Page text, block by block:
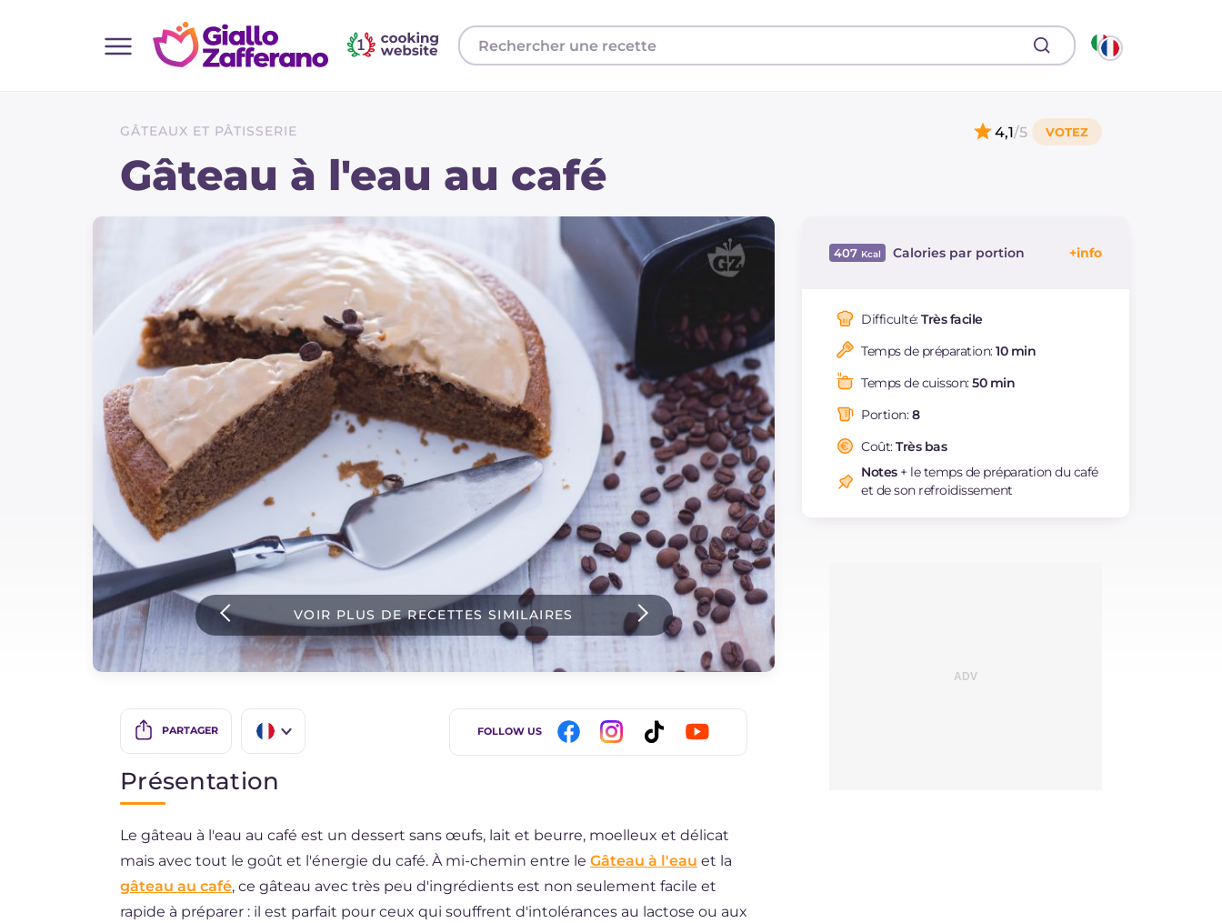
Toutes les recettes
Plats principaux
Boissons et rafraîchissements
Accompagnement
Pizzas et focaccia
Gateaux et patisserie
Dernieres recettes
Instagram
GÂTEAUX ET PÂTISSERIE
Gâteau à l'eau au café
4,1/5
VOIR PLUS DE RECETTES SIMILAIRES
PARTAGER
DE
BR
FOLLOW US
407 Calories par portion
Dont sucres
Protéine g
Graisses
saturés
Fibre
Sodium
Difficulté:Très facile
Temps de préparation:10 min
Temps de cuisson:50 min
Portion:8
Coût:Très bas
Notes+ le temps de préparation du café
et de son refroidissement
Présentation
Le gâteau à l'eau au café est un dessert sans œufs, lait et beurre, moelleux et délicat
mais avec tout le goût et l'énergie du café. À mi-chemin entre le Gâteau à l'eau et la
gâteau au café, ce gâteau avec très peu d'ingrédients est non seulement facile et
rapide à préparer : il est parfait pour ceux qui souffrent d'intolérances au lactose ou aux